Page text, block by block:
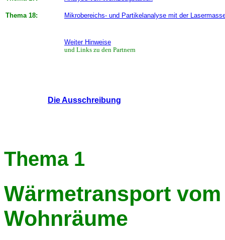
Thema 18: Mikrobereichs- und Partikelanalyse mit der
Weiter Hinweise
und Links zu den Partnern
Die Ausschreibung
Thema 1
Wärmetransport
Wohnräume